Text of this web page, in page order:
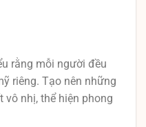
rằng mỗi người đều
riêng. Tạo nên những
vô nhị, thể hiện phong